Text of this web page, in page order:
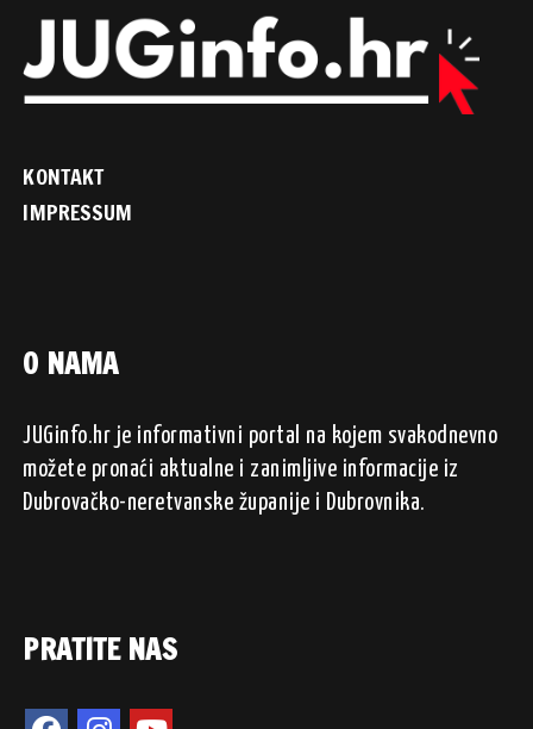
KONTAKT
IMPRESSUM
O NAMA
JUGinfo.hr je informativni portal na kojem svakodnevno
možete pronaći aktualne i zanimljive informacije iz
Dubrovačko-neretvanske županije i Dubrovnika.
PRATITE NAS